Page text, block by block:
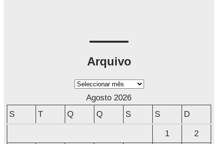
Arquivo
A
Agosto 2026
S
T Q Q S S D
1
2